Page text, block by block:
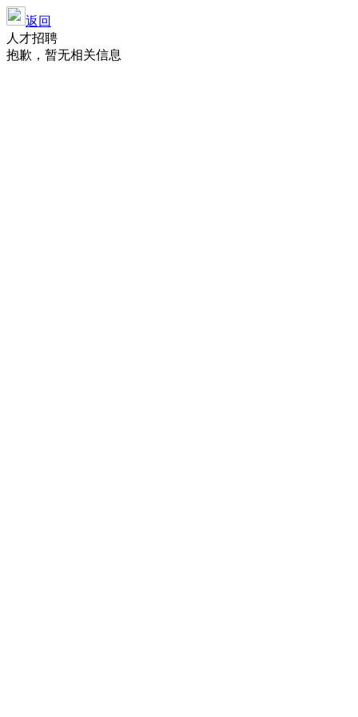
返回
人才招聘
抱歉，暂无相关信息